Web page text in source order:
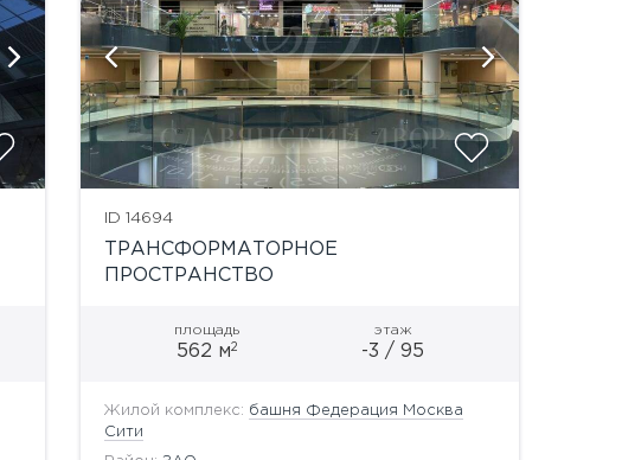
ID 14694
ТРАНСФОРМАТОРНОЕ
ПРОСТРАНСТВО
площадь
562 м2
этаж
-3 / 95
Жилой комплекс: башня Федерация Москва
Сити